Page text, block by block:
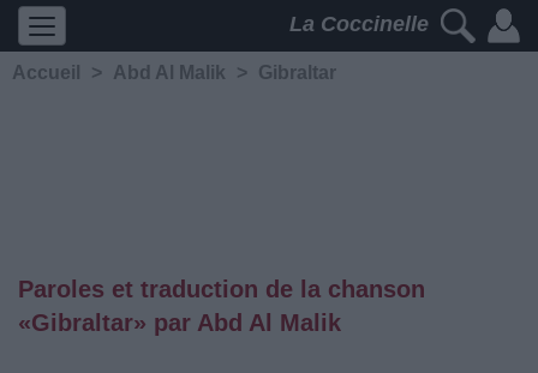
La Coccinelle
Accueil > Abd Al Malik > Gibraltar
Paroles et traduction de la chanson
«Gibraltar» par Abd Al Malik